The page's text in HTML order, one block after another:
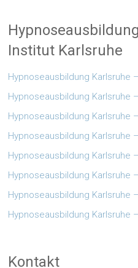
Institut Karlsruhe
Hypnoseausbildung Karlsruhe
Hypnoseausbildung Karlsruhe
Hypnoseausbildung Karlsruhe
Hypnoseausbildung Karlsruhe
Hypnoseausbildung Karlsruhe
Hypnoseausbildung Karlsruhe
Hypnoseausbildung Karlsruhe
Hypnoseausbildung Karlsruhe
Kontakt